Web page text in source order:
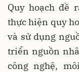
Quy hoạch đề
thực hiện quy
và sử dụng
triển nguồn
công nghệ,